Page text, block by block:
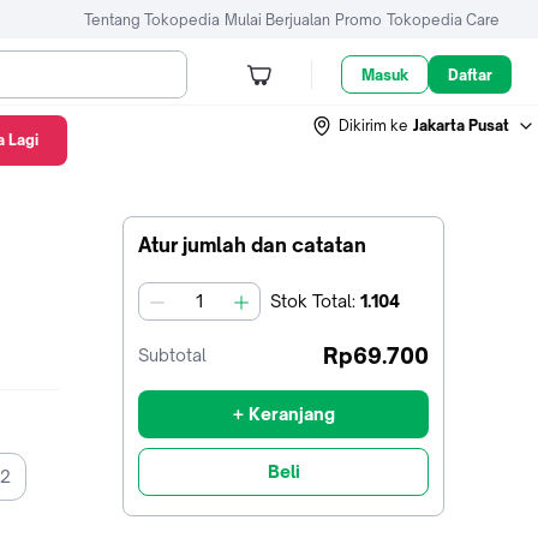
Tentang Tokopedia Mulai Berjualan Promo Tokopedia Care
Masuk Daftar
Dikirim ke Jakarta Pusat
Atur jumlah dan catatan
jumlah Stok Total: 1.104
Subtotal Rp69.700
+ Keranjang
Beli
Lagi